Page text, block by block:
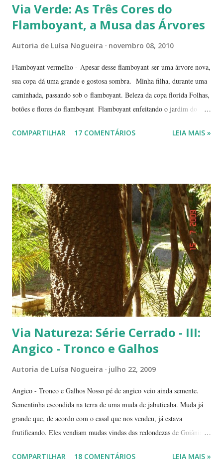
Via Verde: As Três Cores do
Flamboyant, a Musa das Árvores
Autoria de Luísa Nogueira novembro 08, 2010
Flamboyant vermelho - Apesar desse flamboyant ser uma árvore nova,
sua copa dá uma grande e gostosa sombra. Minha filha, durante uma
caminhada, passando sob o flamboyant. Beleza da copa florida Folhas,
botões e flores do flamboyant Flamboyant enfeitando o jardim do
fachada do TJ. Flores e galhos retorcidos do flamboyant. Flores do
árvores dando as boas vindas na entrada de uma lanchonete, na
rodovia que liga Goiânia a Brasília ( Lanchonete Jerivá ).
Flamboyants do Jerivá Flamboyant amarelo - Este está em Brasília,
logo depois da Ponte das Garças - conhecida como 'a ponte do
(Conjunto Comercial) Gilberto Salomão', no sentid...
COMPARTILHAR 17 COMENTÁRIOS LEIA MAIS »
Via Natureza: Série Cerrado - III:
Angico - Tronco e Galhos
Autoria de Luísa Nogueira julho 22, 2009
Angico - Tronco e Galhos Nosso pé de angico veio ainda semente.
Sementinha escondida na terra de uma muda de jabuticaba. Muda já
grande que, de acordo com o casal que nos vendeu, já estava
frutificando. Eles vendiam mudas vindas das redondezas de Goiânia.
plantado a jabuticabeira, com bastante cuidado, regando-a
COMPARTILHAR 18 COMENTÁRIOS LEIA MAIS »